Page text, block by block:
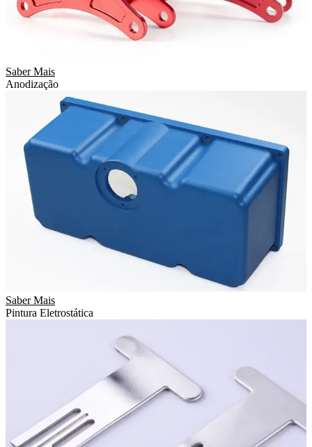
Saber Mais
Anodização
Saber Mais
Pintura Eletrostática